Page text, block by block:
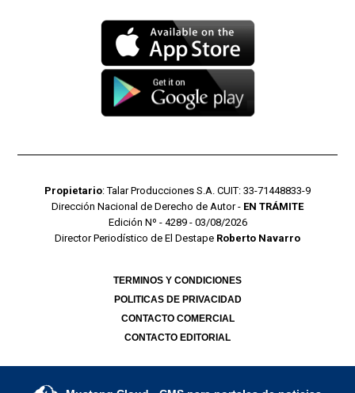
Propietario: Talar Producciones S.A. CUIT: 33-71448833-9
Dirección Nacional de Derecho de Autor - EN TRÁMITE
Edición Nº - 4289 - 03/08/2026
Director Periodístico de El Destape Roberto Navarro
TERMINOS Y CONDICIONES
POLITICAS DE PRIVACIDAD
CONTACTO COMERCIAL
CONTACTO EDITORIAL